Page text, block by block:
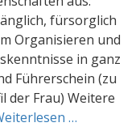
fürsorglich
Organisieren und
in ganz
Führerschein (zu
der Frau) Weitere
…